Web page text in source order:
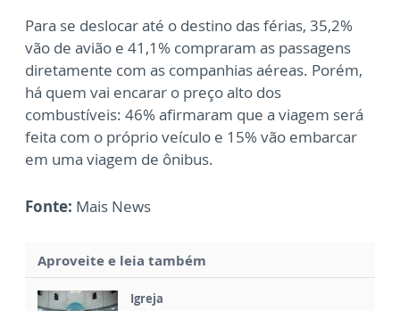
Para se deslocar até o destino das férias, 35,2%
vão de avião e 41,1% compraram as passagens
diretamente com as companhias aéreas. Porém,
há quem vai encarar o preço alto dos
combustíveis: 46% afirmaram que a viagem será
feita com o próprio veículo e 15% vão embarcar
em uma viagem de ônibus.
Fonte: Mais News
Aproveite e leia também
Igreja